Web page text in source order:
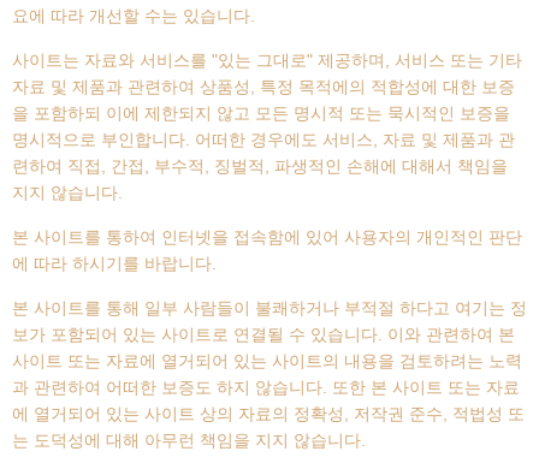
요에 따라 개선할 수는 있습니다.
사이트는 자료와 서비스를 "있는 그대로" 제공하며, 서비스 또는 기타
자료 및 제품과 관련하여 상품성, 특정 목적에의 적합성에 대한 보증
을 포함하되 이에 제한되지 않고 모든 명시적 또는 묵시적인 보증을
명시적으로 부인합니다. 어떠한 경우에도 서비스, 자료 및 제품과 관
련하여 직접, 간접, 부수적, 징벌적, 파생적인 손해에 대해서 책임을
지지 않습니다.
본 사이트를 통하여 인터넷을 접속함에 있어 사용자의 개인적인 판단
에 따라 하시기를 바랍니다.
본 사이트를 통해 일부 사람들이 불쾌하거나 부적절 하다고 여기는 정
보가 포함되어 있는 사이트로 연결될 수 있습니다. 이와 관련하여 본
사이트 또는 자료에 열거되어 있는 사이트의 내용을 검토하려는 노력
과 관련하여 어떠한 보증도 하지 않습니다. 또한 본 사이트 또는 자료
에 열거되어 있는 사이트 상의 자료의 정확성, 저작권 준수, 적법성 또
는 도덕성에 대해 아무런 책임을 지지 않습니다.